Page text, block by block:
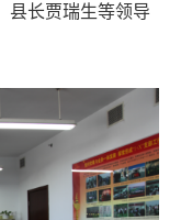
县长贾瑞生等领导